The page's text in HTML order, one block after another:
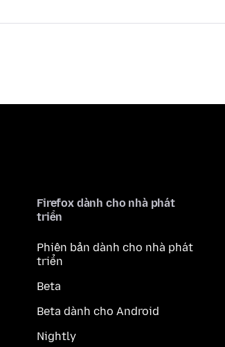
Firefox dành cho nhà phát
triển
Phiên bản dành cho nhà phát
triển
Beta
Beta dành cho Android
Nightly